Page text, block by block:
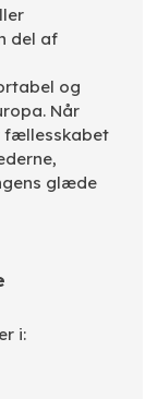
del af
og
Når
fællesskabet
glæde
i: